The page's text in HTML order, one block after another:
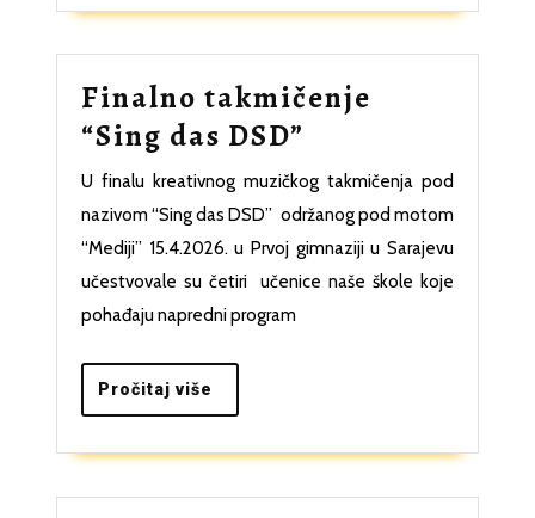
njemačkog
jezika
(DSD)
Finalno takmičenje
“Sing das DSD”
takmičenje
“Sing
das
DSD”
U finalu kreativnog muzičkog takmičenja pod
nazivom “Sing das DSD” održanog pod motom
“Mediji” 15.4.2026. u Prvoj gimnaziji u Sarajevu
učestvovale su četiri učenice naše škole koje
pohađaju napredni program
Pročitaj više
više